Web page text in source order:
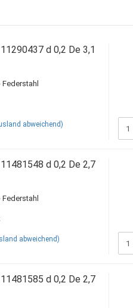
d 0,2 De 3,1
abweichend)
d 0,2 De 2,7
abweichend)
d 0,2 De 2,7